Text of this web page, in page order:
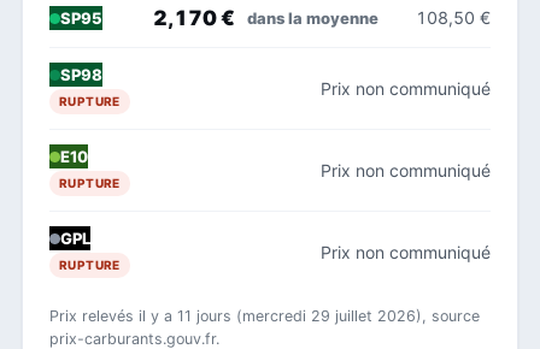
SP95 2,170 € dans la moyenne 108,50 €
SP98
RUPTURE
Prix non communiqué
E10
RUPTURE
Prix non communiqué
GPL
RUPTURE
Prix non communiqué
Prix relevés il y a 11 jours (mercredi 29 juillet 2026), source
prix-carburants.gouv.fr.